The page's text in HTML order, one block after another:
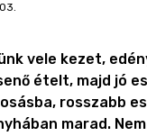
vele kezet,
ételt, majd jó
rosszabb
marad.